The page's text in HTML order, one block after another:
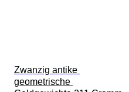
Zwanzig antike
geometrische